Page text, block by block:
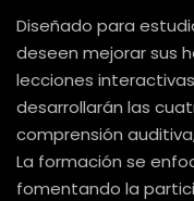
Diseñado para
deseen mejorar sus
lecciones
desarrollarán las
comprensión
La formación se
fomentando la